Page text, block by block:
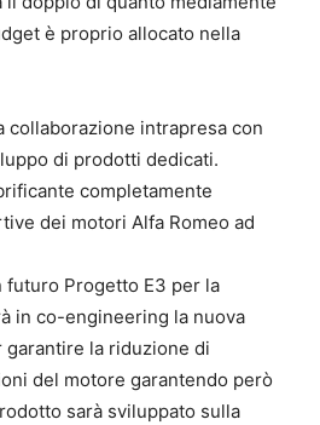
è proprio allocato nella
collaborazione intrapresa con
di prodotti dedicati.
completamente
dei motori Alfa Romeo ad
futuro Progetto E3 per la
in co-engineering la nuova
la riduzione di
del motore garantendo però
sarà sviluppato sulla